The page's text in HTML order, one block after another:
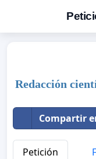
Redacción
Compartir
Petición